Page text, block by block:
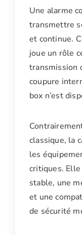
Une alarme
transmettre
et continue.
joue un rôle
transmission
coupure
box n’est
classique, la
les
critiques.
stable, une
et une
de sécurité